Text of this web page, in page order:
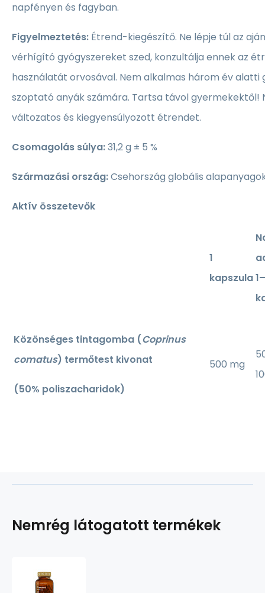
napfényen és fagyban.
Figyelmeztetés: Étrend-kiegészítő. Ne lépje túl az
vérhígító gyógyszereket szed, konzultálja ennek az
használatát orvosával. Nem alkalmas három év alatti
szoptató anyák számára. Tartsa távol gyermekektől!
változatos és kiegyensúlyozott étrendet.
Csomagolás súlya:31,2 g ± 5 %
Származási ország:Csehország globális
Aktív összetevők
1
kapszula
Közönséges tintagomba (Coprinus
comatus) termőtest kivonat
(50% poliszacharidok)
500 mg
Nemrég látogatott termékek